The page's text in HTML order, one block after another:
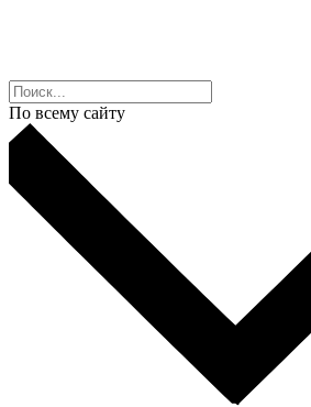
По всему сайту